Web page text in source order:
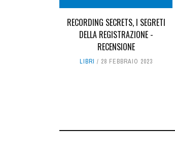
RECORDING SECRETS, I SEGRETI
DELLA REGISTRAZIONE -
RECENSIONE
LIBRI 28 FEBBRAIO 2023